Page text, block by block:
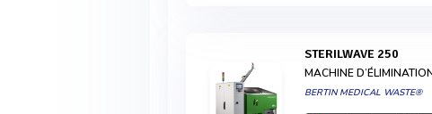
STERILWAVE 250
MACHINE
BERTIN MEDICAL WASTE®